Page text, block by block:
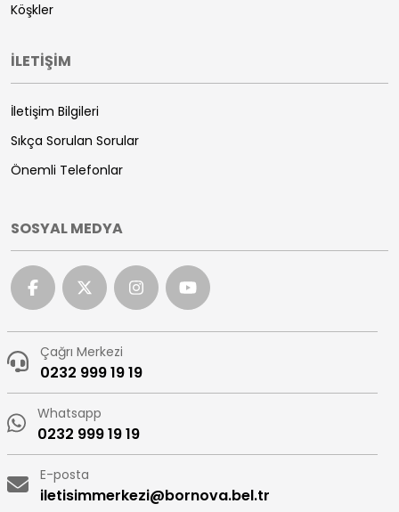
Köşkler
İLETİŞİM
İletişim Bilgileri
Sıkça Sorulan Sorular
Önemli Telefonlar
SOSYAL MEDYA
Çağrı Merkezi
0232 999 19 19
Whatsapp
0232 999 19 19
E-posta
iletisimmerkezi@bornova.bel.tr